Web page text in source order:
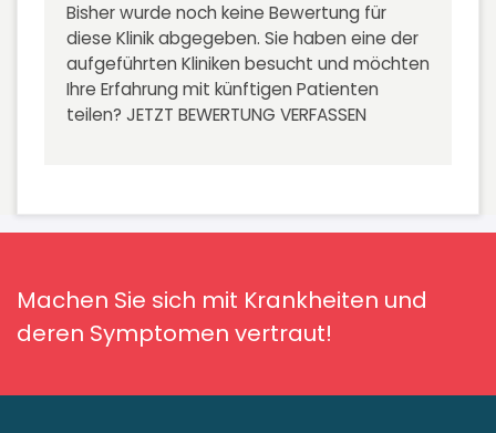
Bisher wurde noch keine Bewertung für
diese Klinik abgegeben. Sie haben eine der
aufgeführten Kliniken besucht und möchten
Ihre Erfahrung mit künftigen Patienten
teilen? JETZT BEWERTUNG VERFASSEN
Machen Sie sich mit Krankheiten und
deren Symptomen vertraut!